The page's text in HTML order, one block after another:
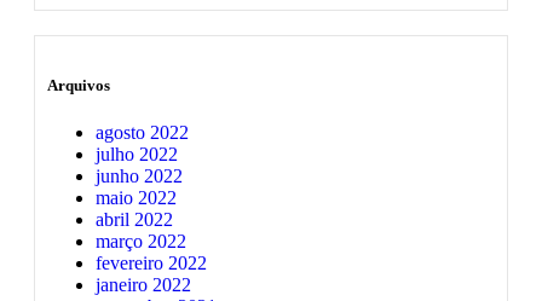
Arquivos
agosto 2022
julho 2022
junho 2022
maio 2022
abril 2022
março 2022
fevereiro 2022
janeiro 2022